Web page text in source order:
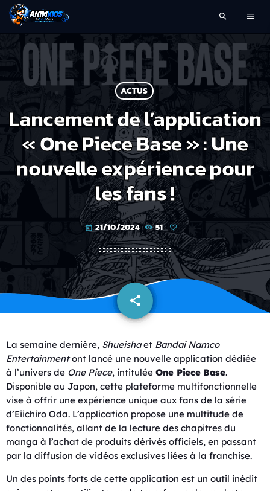
search menu
ACTUS
Lancement de l’application
« One Piece Base » : Une
nouvelle expérience pour
les fans !
today 21/10/2024 51
share
email
La semaine dernière, Shueishaet Bandai Namco
Entertainmentont lancé une nouvelle application dédiée
à l’univers de One Piece, intitulée One Piece Base.
Disponible au Japon, cette plateforme multifonctionnelle
vise à offrir une expérience unique aux fans de la série
d’Eiichiro Oda. L’application propose une multitude de
fonctionnalités, allant de la lecture des chapitres du
manga à l’achat de produits dérivés officiels, en passant
par la diffusion de vidéos exclusives liées à la franchise.
Un des points forts de cette application est un outil inédit